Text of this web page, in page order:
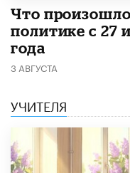
​Что
политике с 27
года
3 АВГУСТА
УЧИТЕЛЯ